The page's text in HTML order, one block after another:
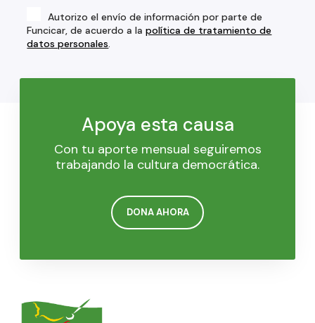
Autorizo el envío de información por parte de
Funcicar, de acuerdo a lapolítica de tratamiento de
datos personales
Apoya esta causa
Con tu aporte mensual seguiremos
trabajando la cultura democrática.
DONA AHORA